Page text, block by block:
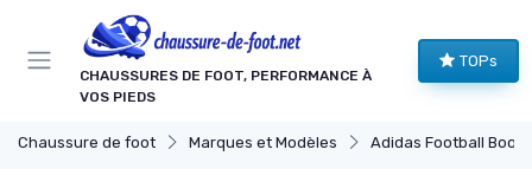
CHAUSSURES DE FOOT, PERFORMANCE À
VOS PIEDS
TOPs
Chaussure de foot Marques et Modèles Adidas Football Boots
Panneau de gestion des cookies